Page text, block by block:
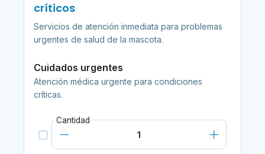
críticos
Servicios de atención inmediata para problemas
urgentes de salud de la mascota.
Cuidados urgentes
Atención médica urgente para condiciones
críticas.
Cantidad